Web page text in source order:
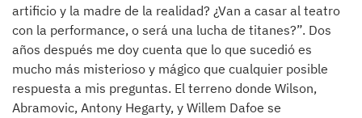
artificio y la madre de la realidad? ¿Van a casar al teatro
con la performance, o será una lucha de titanes?”. Dos
años después me doy cuenta que lo que sucedió es
mucho más misterioso y mágico que cualquier posible
respuesta a mis preguntas. El terreno donde Wilson,
Abramovic, Antony Hegarty, y Willem Dafoe se